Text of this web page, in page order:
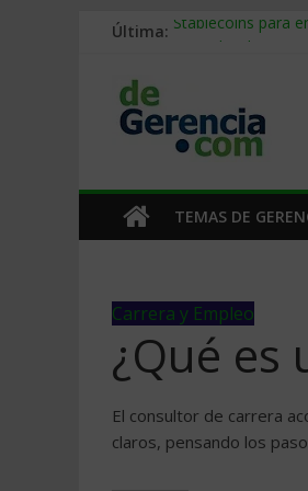
Última: Stablecoins para
Trabajo forzoso
Mercado hispano
TEMAS DE
Carrera y Empleo
¿Qué es
El consultor de carrera
claros, pensando los